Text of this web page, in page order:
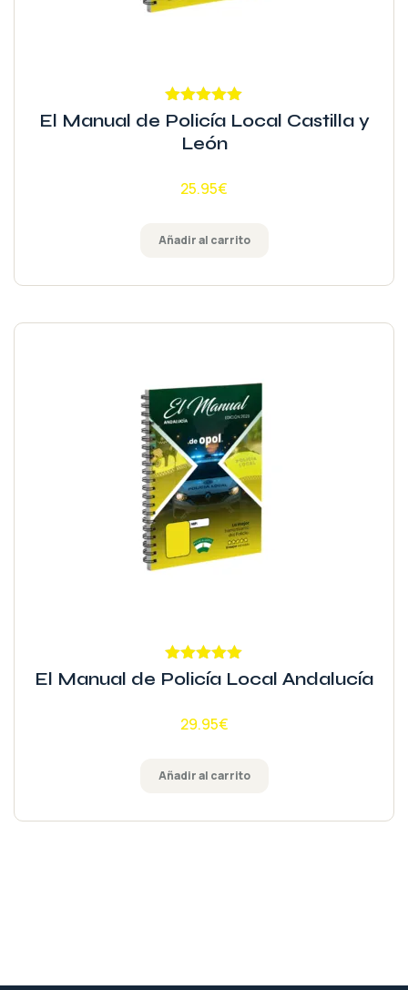
Valorado
con4.95de
5
El Manual de Policía Local Castilla y
León
25.95€
Añadir al carrito
Valorado
con4.96de
El Manual de Policía Local Andalucía
29.95€
Añadir al carrito